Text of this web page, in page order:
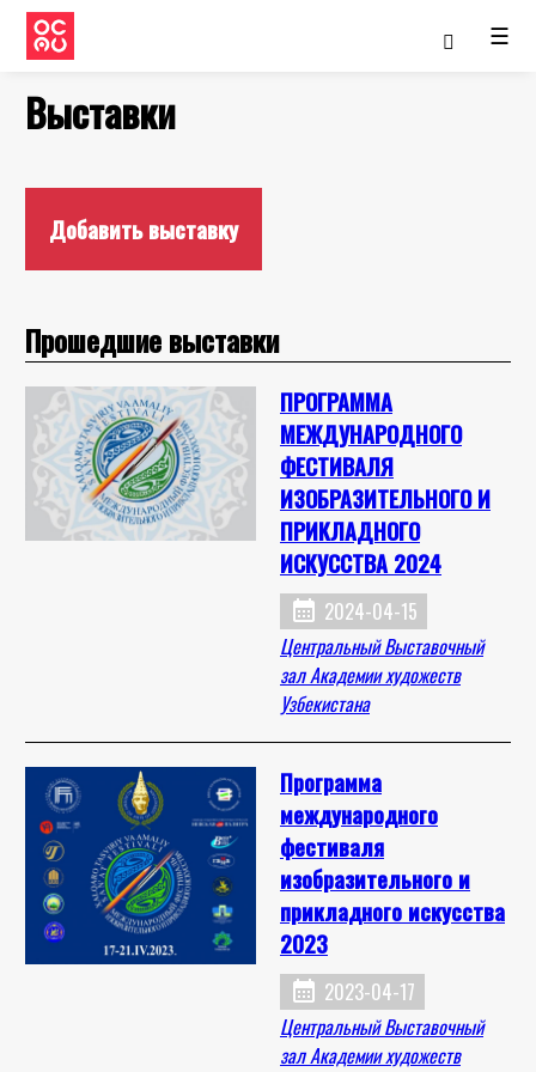
☰
Выставки
Добавить выставку
Прошедшие выставки
ПРОГРАММА
МЕЖДУНАРОДНОГО
ФЕСТИВАЛЯ
ИЗОБРАЗИТЕЛЬНОГО И
ПРИКЛАДНОГО
ИСКУССТВА 2024
calendar_month 2024-04-15
Центральный Выставочный
зал Академии художеств
Узбекистана
Программа
международного
фестиваля
изобразительного и
прикладного искусства
2023
calendar_month 2023-04-17
Центральный Выставочный
зал Академии художеств